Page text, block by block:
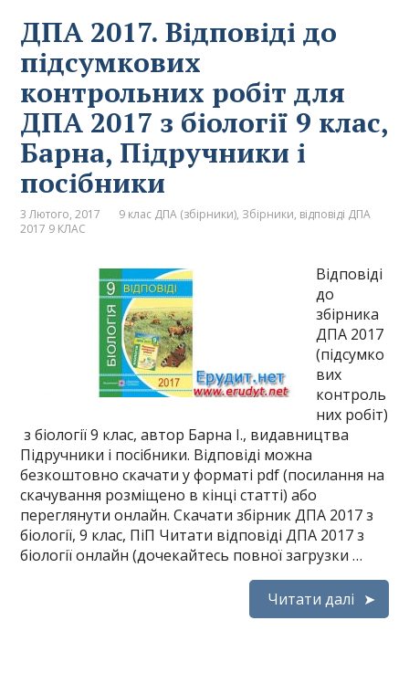
ДПА 2017. Відповіді до
підсумкових
контрольних робіт для
ДПА 2017 з біології 9 клас,
Барна, Підручники і
посібники
3 Лютого, 2017 9 клас ДПА (збірники), Збірники, відповіді ДПА
2017 9 КЛАС
Відповіді
до
збірника
ДПА 2017
(підсумко
вих
контроль
них робіт)
з біології 9 клас, автор Барна І., видавництва
Підручники і посібники. Відповіді можна
безкоштовно скачати у форматі pdf (посилання на
скачування розміщено в кінці статті) або
переглянути онлайн. Скачати збірник ДПА 2017 з
біології, 9 клас, ПіП Читати відповіді ДПА 2017 з
біології онлайн (дочекайтесь повної загрузки …
Читати далі